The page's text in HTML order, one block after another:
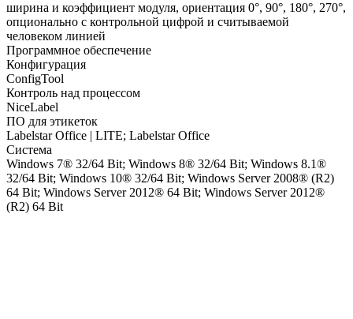
ширина и коэффициент модуля, ориентация 0°, 90°, 180°, 270°,
опционально с контрольной цифрой и считываемой
человеком линией
Программное обеспечение
Конфигурация
ConfigTool
Контроль над процессом
NiceLabel
ПО для этикеток
Labelstar Office | LITE; Labelstar Office
Система
Windows 7® 32/64 Bit; Windows 8® 32/64 Bit; Windows 8.1®
32/64 Bit; Windows 10® 32/64 Bit; Windows Server 2008® (R2)
64 Bit; Windows Server 2012® 64 Bit; Windows Server 2012®
(R2) 64 Bit